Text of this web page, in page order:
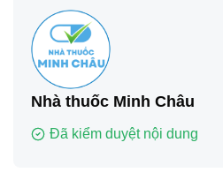
Nhà thuốc Minh Châu
Đã kiểm duyệt nội dung